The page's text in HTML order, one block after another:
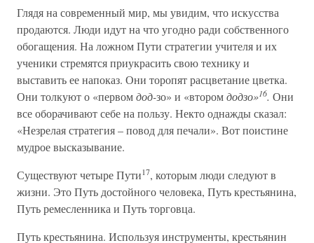
Глядя на современный мир, мы увидим, что искусства
продаются. Люди идут на что угодно ради собственного
обогащения. На ложном Пути стратегии учителя и их
ученики стремятся приукрасить свою технику и
выставить ее напоказ. Они торопят расцветание цветка.
Они толкуют о «первомдод-зо» и «второмдодзо»16. Они
все оборачивают себе на пользу. Некто однажды сказал:
«Незрелая стратегия – повод для печали». Вот поистине
мудрое высказывание.
Существуют четыре Пути17, которым люди следуют в
жизни. Это Путь достойного человека, Путь крестьянина,
Путь ремесленника и Путь торговца.
Путь крестьянина. Используя инструменты, крестьянин